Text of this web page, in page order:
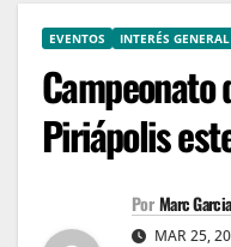
EVENTOS INTERÉS GENERAL
Campeonato
Piriápolis
Por Marc Garcia
MAR 25,